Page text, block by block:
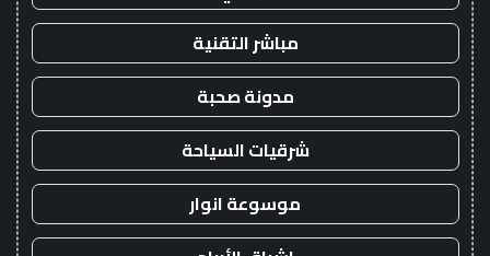
مباشر التقنية
مدونة صحبة
شرقيات السياحة
موسوعة انوار